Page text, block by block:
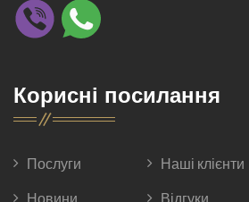
Корисні посилання
Послуги
Новини
Наші клієнти
Відгуки